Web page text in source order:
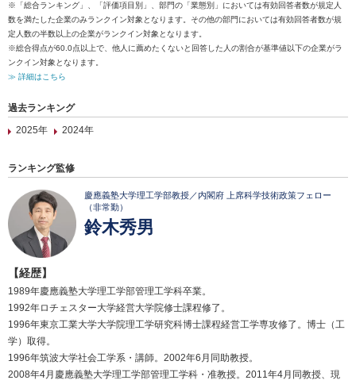
※「総合ランキング」、「評価項目別」、部門の「業態別」においては有効回答者数が規定人
数を満たした企業のみランクイン対象となります。その他の部門においては有効回答者数が規
定人数の半数以上の企業がランクイン対象となります。
※総合得点が60.0点以上で、他人に薦めたくないと回答した人の割合が基準値以下の企業がラ
ンクイン対象となります。
≫ 詳細はこちら
過去ランキング
2025年
2024年
ランキング監修
慶應義塾大学理工学部教授／内閣府 上席科学技術政策フェロー
（非常勤）
鈴木秀男
【経歴】
1989年慶應義塾大学理工学部管理工学科卒業。
1992年ロチェスター大学経営大学院修士課程修了。
1996年東京工業大学大学院理工学研究科博士課程経営工学専攻修了。博士（工
学）取得。
1996年筑波大学社会工学系・講師。2002年6月同助教授。
2008年4月慶應義塾大学理工学部管理工学科・准教授。2011年4月同教授、現